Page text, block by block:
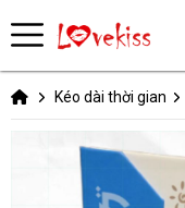
Kéo dài thời gian